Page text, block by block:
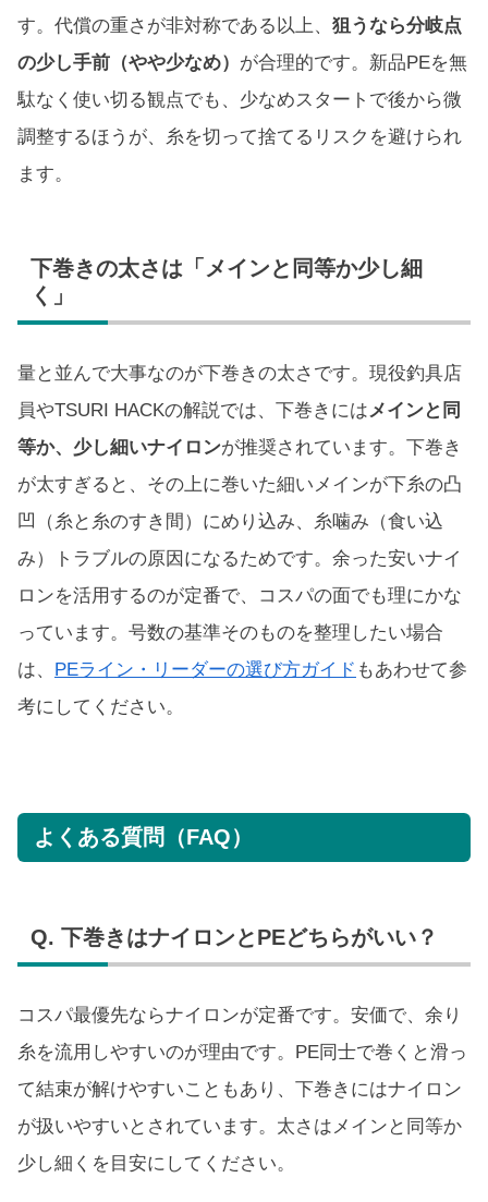
す。代償の重さが非対称である以上、 狙うなら分岐点
の少し手前（やや少なめ） が合理的です。新品PEを無
駄なく使い切る観点でも、少なめスタートで後から微
調整するほうが、糸を切って捨てるリスクを避けられ
ます。
下巻きの太さは「メインと同等か少し細
く」
量と並んで大事なのが下巻きの太さです。現役釣具店
員やTSURI HACKの解説では、下巻きには メインと同
等か、少し細いナイロンが推奨されています。下巻き
が太すぎると、その上に巻いた細いメインが下糸の凸
凹（糸と糸のすき間）にめり込み、糸噛み（食い込
み）トラブルの原因になるためです。余った安いナイ
ロンを活用するのが定番で、コスパの面でも理にかな
っています。号数の基準そのものを整理したい場合
は、 PEライン・リーダーの選び方ガイド もあわせて参
考にしてください。
よくある質問（FAQ）
Q. 下巻きはナイロンとPEどちらがいい？
コスパ最優先ならナイロンが定番です。安価で、余り
糸を流用しやすいのが理由です。PE同士で巻くと滑っ
て結束が解けやすいこともあり、下巻きにはナイロン
が扱いやすいとされています。太さはメインと同等か
少し細くを目安にしてください。